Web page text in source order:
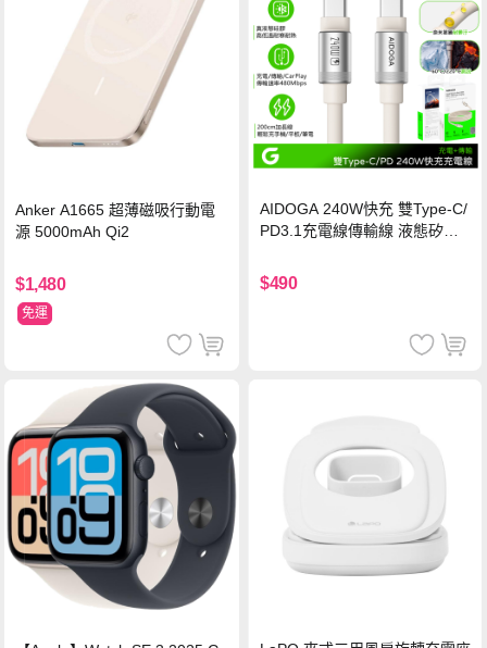
Anker A1665 超薄磁吸行動電
源 5000mAh Qi2
$1,480
免運
AIDOGA 240W快充 雙Type-C/
PD3.1充電線傳輸線 液態矽膠
機/平板/筆電
$490